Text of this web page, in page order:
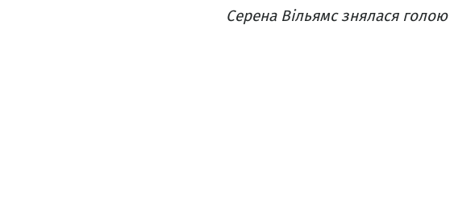
Серена Вільямс знялася голою